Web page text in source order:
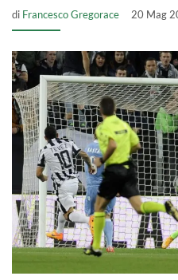
di Francesco Gregorace 20 Mag